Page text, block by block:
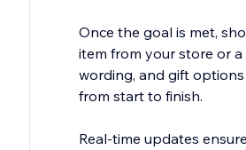
Once the goal is met,
item from your store or
wording, and gift
from start to finish.
Real-time updates